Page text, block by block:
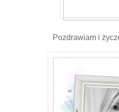
Pozdrawiam i